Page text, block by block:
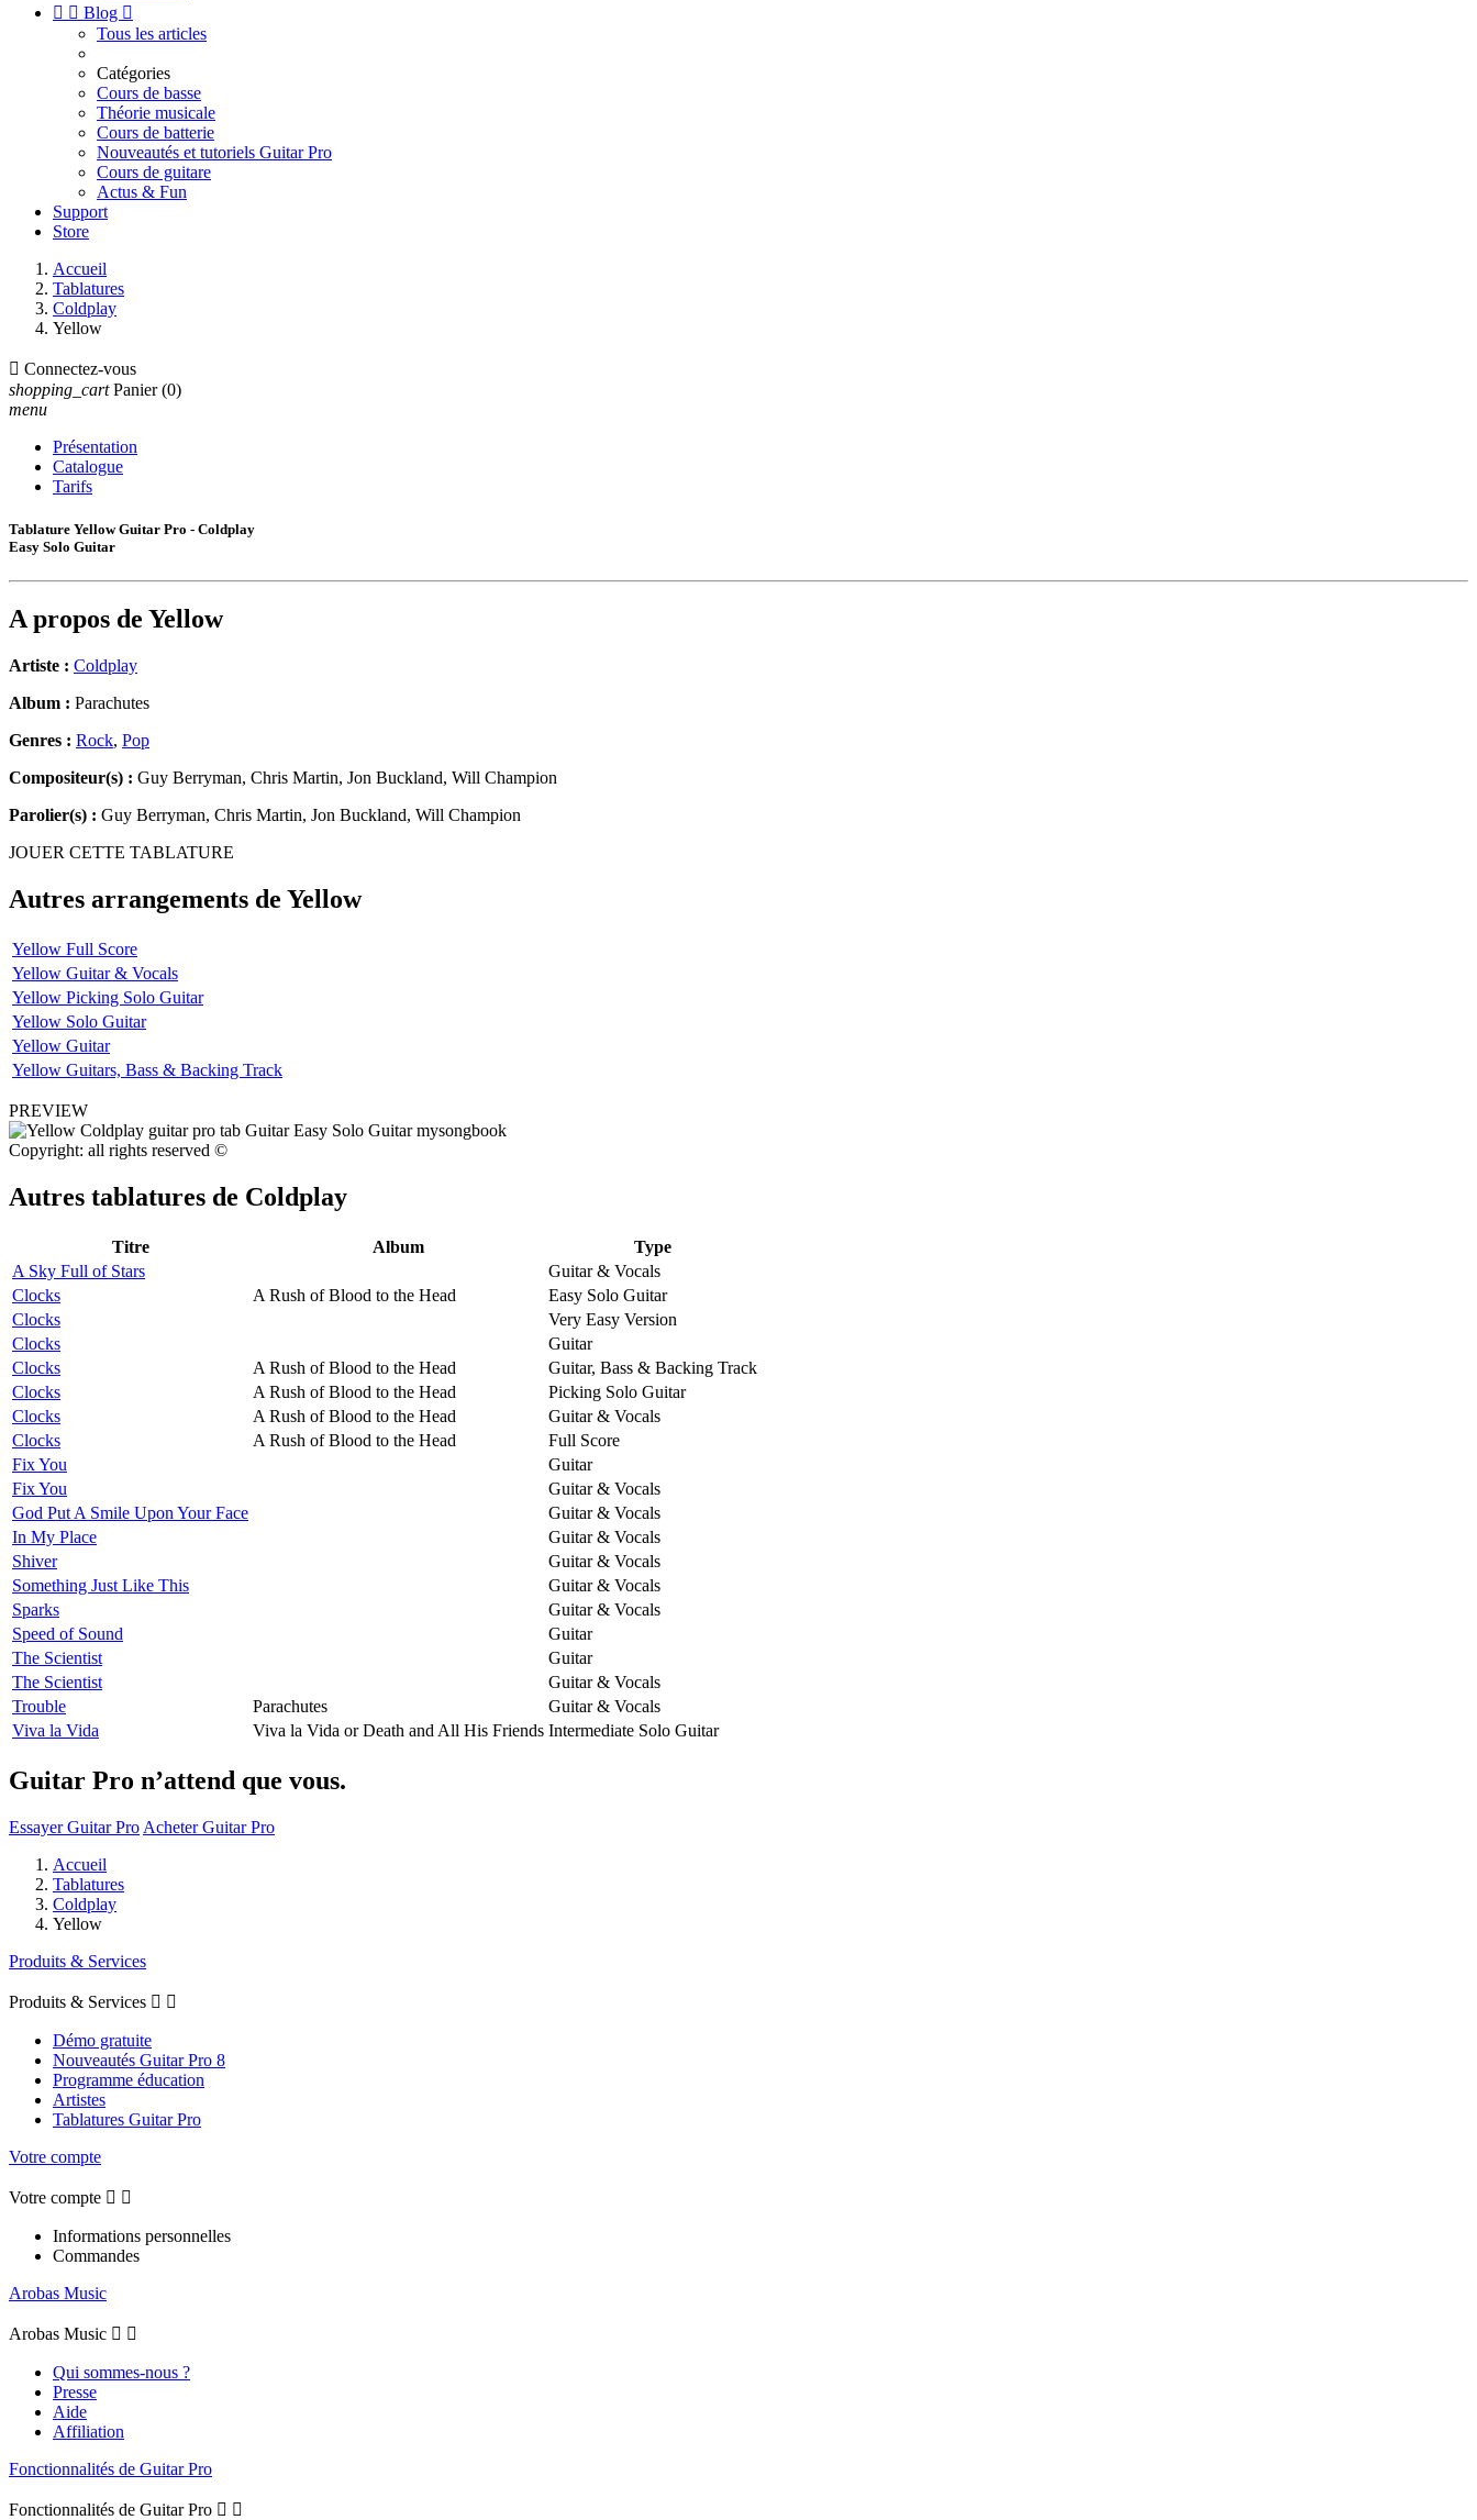
  Blog 
Tous les articles
Catégories
Cours de basse
Théorie musicale
Cours de batterie
Nouveautés et tutoriels Guitar Pro
Cours de guitare
Actus & Fun
Support
Store
Accueil
Tablatures
Coldplay
Yellow
 Connectez-vous
shopping_cart Panier (0)
menu
Présentation
Catalogue
Tarifs
Tablature Yellow Guitar Pro - Coldplay
Easy Solo Guitar
A propos de Yellow
Artiste : Coldplay
Album : Parachutes
Genres : Rock, Pop
Compositeur(s) : Guy Berryman, Chris Martin, Jon Buckland, Will Champion
Parolier(s) : Guy Berryman, Chris Martin, Jon Buckland, Will Champion
JOUER CETTE TABLATURE
Autres arrangements de Yellow
Yellow Full Score
Yellow Guitar & Vocals
Yellow Picking Solo Guitar
Yellow Solo Guitar
Yellow Guitar
Yellow Guitars, Bass & Backing Track
PREVIEW
Copyright: all rights reserved ©
Autres tablatures de Coldplay
Titre Album
Type
A Sky Full of Stars
Guitar & Vocals
Clocks
A Rush of Blood to the Head
Easy Solo Guitar
Clocks
Very Easy Version
Clocks
Guitar
Clocks
A Rush of Blood to the Head
Guitar, Bass & Backing Track
Clocks
A Rush of Blood to the Head
Picking Solo Guitar
Clocks
A Rush of Blood to the Head
Guitar & Vocals
Clocks
A Rush of Blood to the Head
Full Score
Fix You
Guitar
Fix You
Guitar & Vocals
God Put A Smile Upon Your Face
Guitar & Vocals
In My Place
Guitar & Vocals
Shiver
Guitar & Vocals
Something Just Like This
Guitar & Vocals
Sparks
Guitar & Vocals
Speed of Sound
Guitar
The Scientist
Guitar
The Scientist
Guitar & Vocals
Trouble
Parachutes
Guitar & Vocals
Viva la Vida
Viva la Vida or Death and All His Friends Intermediate Solo Guitar
Guitar Pro n’attend que vous.
Essayer Guitar Pro Acheter Guitar Pro
Accueil
Tablatures
Coldplay
Yellow
Produits & Services
Produits & Services  
Démo gratuite
Nouveautés Guitar Pro 8
Programme éducation
Artistes
Tablatures Guitar Pro
Votre compte
Votre compte  
Informations personnelles
Commandes
Arobas Music
Arobas Music  
Qui sommes-nous ?
Presse
Aide
Affiliation
Fonctionnalités de Guitar Pro
Fonctionnalités de Guitar Pro  